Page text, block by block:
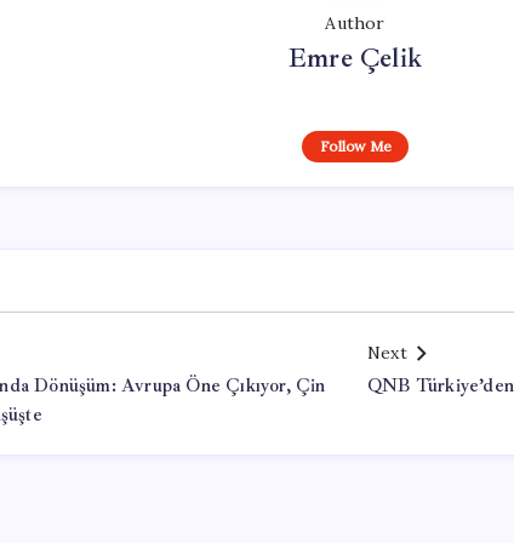
Author
Emre Çelik
Follow Me
Dönüşüm: Avrupa Öne Çıkıyor, Çin
Next
QNB